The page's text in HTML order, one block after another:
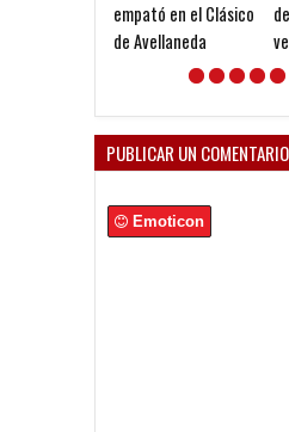
empató en el Clásico
de Avellaneda
PUBLICAR UN COMENTARIO
Emoticon